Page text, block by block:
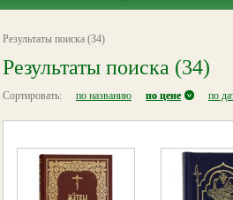
Результаты поиска (34)
Результаты поиска (34)
Сортировать: по названию по цене по